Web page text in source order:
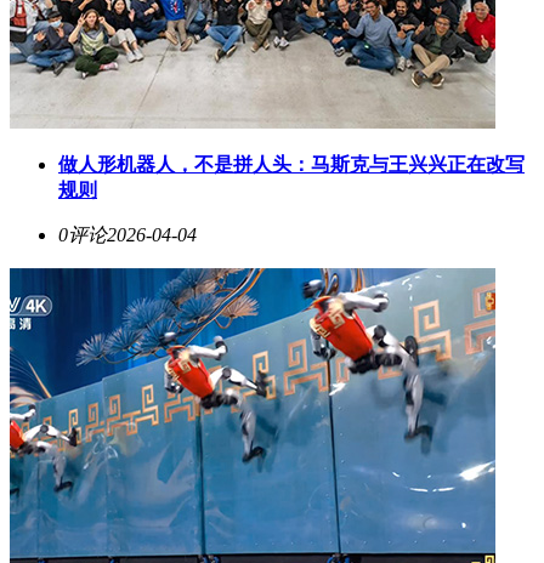
做人形机器人，不是拼人头：马斯克与王兴兴正在改写
规则
0评论2026-04-04